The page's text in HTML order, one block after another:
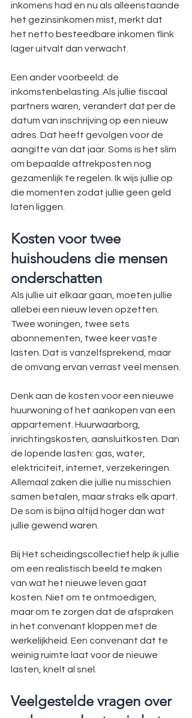
inkomens had en nu als alleenstaande
het gezinsinkomen mist, merkt dat
het netto besteedbare inkomen flink
lager uitvalt dan verwacht.
Een ander voorbeeld: de
inkomstenbelasting. Als jullie fiscaal
partners waren, verandert dat per de
datum van inschrijving op een nieuw
adres. Dat heeft gevolgen voor de
aangifte van dat jaar. Soms is het slim
om bepaalde aftrekposten nog
gezamenlijk te regelen. Ik wijs jullie op
die momenten zodat jullie geen geld
laten liggen.
Kosten voor twee
huishoudens die mensen
onderschatten
Als jullie uit elkaar gaan, moeten jullie
allebei een nieuw leven opzetten.
Twee woningen, twee sets
abonnementen, twee keer vaste
lasten. Dat is vanzelfsprekend, maar
de omvang ervan verrast veel mensen.
Denk aan de kosten voor een nieuwe
huurwoning of het aankopen van een
appartement. Huurwaarborg,
inrichtingskosten, aansluitkosten. Dan
de lopende lasten: gas, water,
elektriciteit, internet, verzekeringen.
Allemaal zaken die jullie nu misschien
samen betalen, maar straks elk apart.
De som is bijna altijd hoger dan wat
jullie gewend waren.
Bij Het scheidingscollectief help ik jullie
om een realistisch beeld te maken
van wat het nieuwe leven gaat
kosten. Niet om te ontmoedigen,
maar om te zorgen dat de afspraken
in het convenant kloppen met de
werkelijkheid. Een convenant dat te
weinig ruimte laat voor de nieuwe
lasten, knelt al snel.
Veelgestelde vragen over